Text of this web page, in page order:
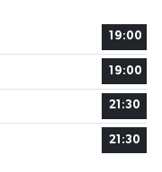
19:00
19:00
21:30
21:30